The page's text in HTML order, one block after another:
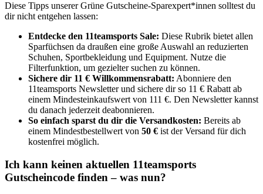
Diese Tipps unsererGrüne Gutscheine-Sparexpert*innen solltest du
dir nicht entgehen lassen:
Entdecke den 11teamsports Sale: Diese Rubrik bietet allen
Sparfüchsen da draußen eine große Auswahl an reduzierten
Schuhen, Sportbekleidung und Equipment. Nutze die
Filterfunktion, um gezielter suchen zu können.
Sichere dir 11 € Willkommensrabatt: Abonniere den
11teamsports Newsletter und sichere dir so 11 € Rabatt ab
einem Mindesteinkaufswert von 111 €. Den Newsletter kannst
du danach jederzeit deabonnieren.
So einfach sparst du dir die Versandkosten: Bereits ab
einem Mindestbestellwert von 50 € ist der Versand für dich
kostenfrei möglich.
Ich kann keinen aktuellen 11teamsports
Gutscheincode finden – was nun?